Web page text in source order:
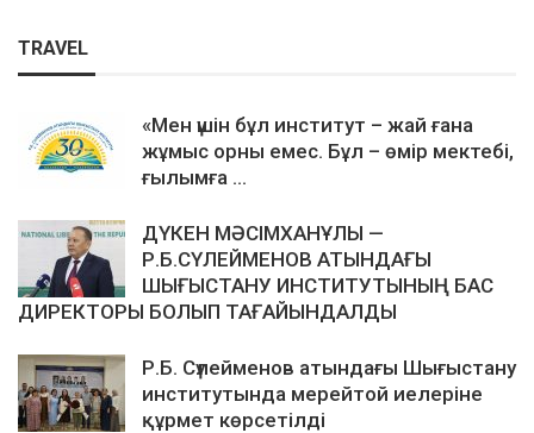
TRAVEL
«Мен үшін бұл институт – жай ғана
жұмыс орны емес. Бұл – өмір мектебі,
ғылымға ...
ДҮКЕН МӘСІМХАНҰЛЫ —
Р.Б.СҮЛЕЙМЕНОВ АТЫНДАҒЫ
ШЫҒЫСТАНУ ИНСТИТУТЫНЫҢ БАС
ДИРЕКТОРЫ БОЛЫП ТАҒАЙЫНДАЛДЫ
Р.Б. Сүлейменов атындағы Шығыстану
институтында мерейтой иелеріне
құрмет көрсетілді